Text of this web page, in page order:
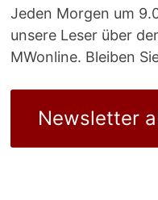
Jeden Morgen um
unsere Leser über
MWonline. Bleiben
Newsletter